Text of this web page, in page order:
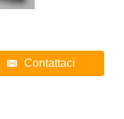
Contattaci